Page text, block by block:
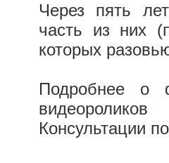
Через пять
часть из них
которых
Подробнее о
Консультации